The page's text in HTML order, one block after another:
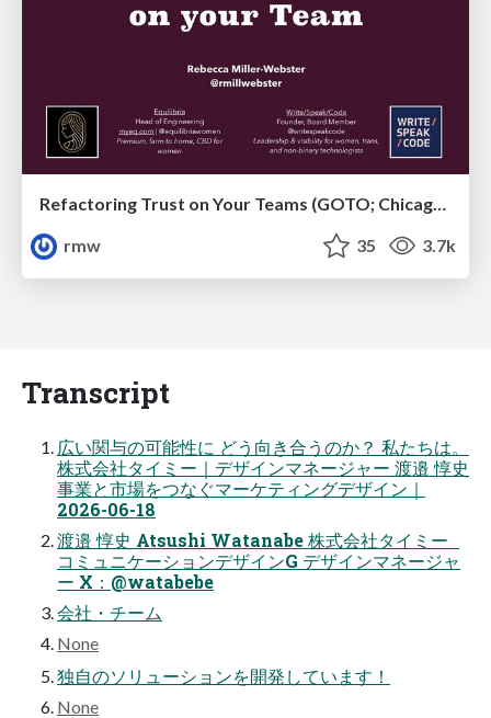
Refactoring Trust on Your Teams (GOTO; Chicago 2020)
rmw
35 3.7k
Transcript
広い関与の可能性に どう向き合うのか？ 私たちは。
株式会社タイミー｜デザインマネージャー 渡邉 惇史
事業と市場をつなぐマーケティングデザイン｜
2026-06-18
渡邉 惇史 Atsushi Watanabe 株式会社タイミー
コミュニケーションデザインG デザインマネージャ
ー X：@watabebe
会社・チーム
None
独自のソリューションを開発しています！
None